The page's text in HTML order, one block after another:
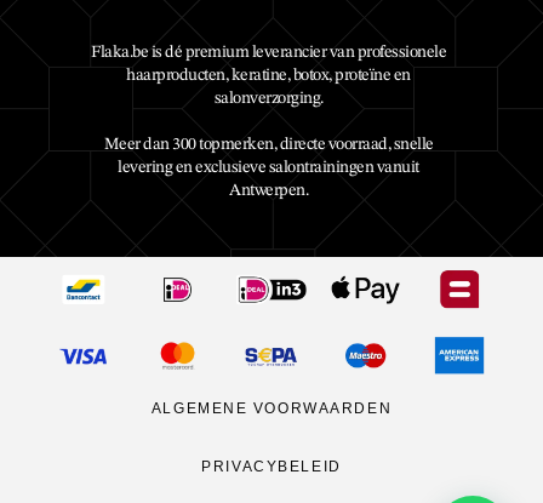
Flaka.be is dé premium leverancier van professionele
haarproducten, keratine, botox, proteïne en
salonverzorging.
Meer dan 300 topmerken, directe voorraad, snelle
levering en exclusieve salontrainingen vanuit
Antwerpen.
ALGEMENE VOORWAARDEN
PRIVACYBELEID